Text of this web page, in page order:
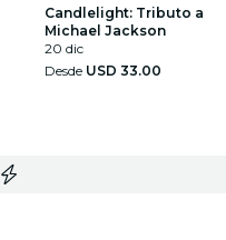
Candlelight: Tributo a
Michael Jackson
20 dic
Desde USD 33.00